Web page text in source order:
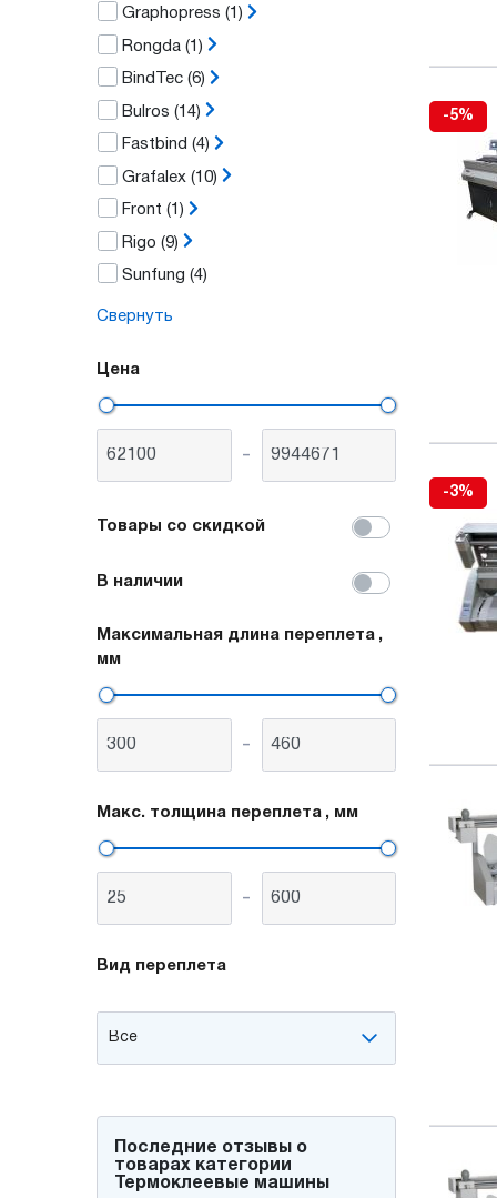
Graphopress (1)
Rongda (1)
BindTec (6)
Bulros (14)
Fastbind (4)
Grafalex (10)
Front (1)
Rigo (9)
Sunfung (4)
Свернуть
Цена
-
Товары со скидкой
В наличии
Максимальная длина переплета ,
мм
-
Макс. толщина переплета , мм
-
Вид переплета
Последние отзывы о
товарах категории
Термоклеевые машины
-5%
-3%